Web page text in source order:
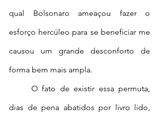
qual Bolsonaro ameaçou fazer o
esforço hercúleo para se beneficiar me
causou um grande desconforto de
forma bem mais ampla.
dias de pena abatidos por livro lido,